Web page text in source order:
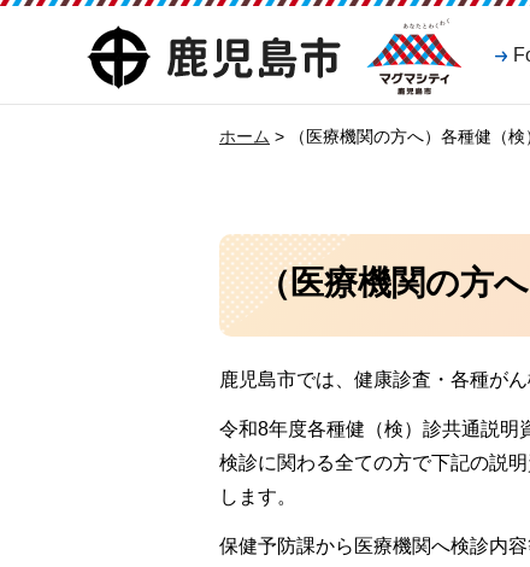
鹿児島市
マグマシティ
鹿児島市
ホーム > （医療機関の方へ）各種健（
（医療機関の方
鹿児島市では、健康診査・各種が
令和8年度各種健（検）診共通説明
検診に関わる全ての方で下記の説
します。
保健予防課から医療機関へ検診内